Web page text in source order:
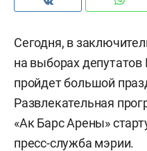
Сегодня, в
на выборах
пройдет большой
Развлекательная
«Ак Барс Арены»
пресс-служба мэрии.